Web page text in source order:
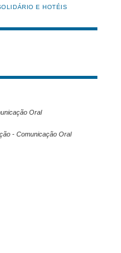
E HOTÉIS
Oral
- Comunicação Oral